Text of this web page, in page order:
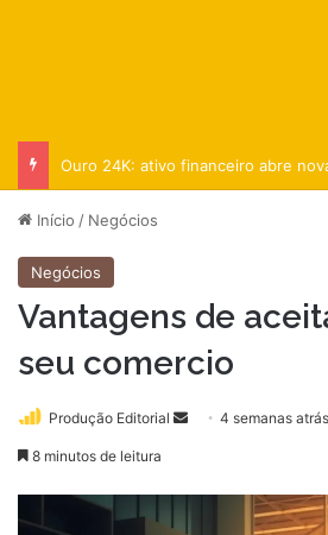
Ouro 24K: ativo financeiro abre
Início / Negócios
Negócios
Vantagens de
seu comercio
Produção Editorial
Mande4 semanas atrás
8 minutos de leitura